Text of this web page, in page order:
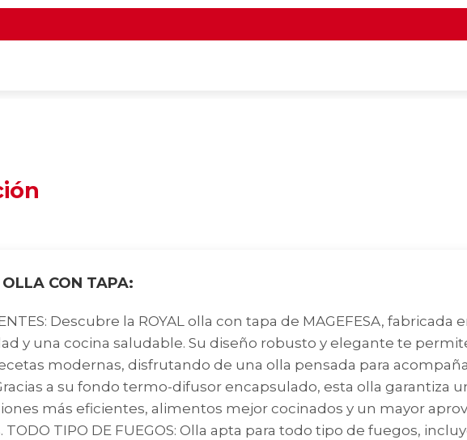
CON TAPA:
Descubre la ROYAL olla con tapa de MAGEFESA,
y una cocina saludable. Su diseño robusto y elegante te
modernas, disfrutando de una olla pensada para
a su fondo termo-difusor encapsulado, esta olla garantiza
más eficientes, alimentos mejor cocinados y un mayor
TIPO DE FUEGOS: Olla apta para todo tipo de fuegos,